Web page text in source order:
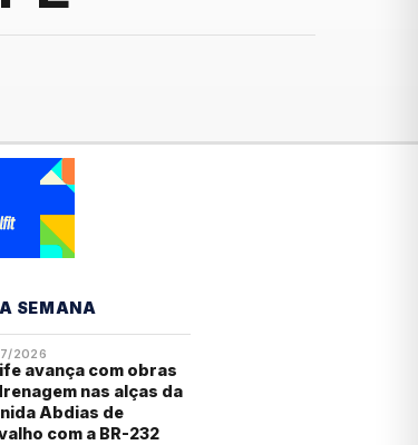
SEMANA
2026
avança com obras
nas alças da
Abdias de
com a BR-232